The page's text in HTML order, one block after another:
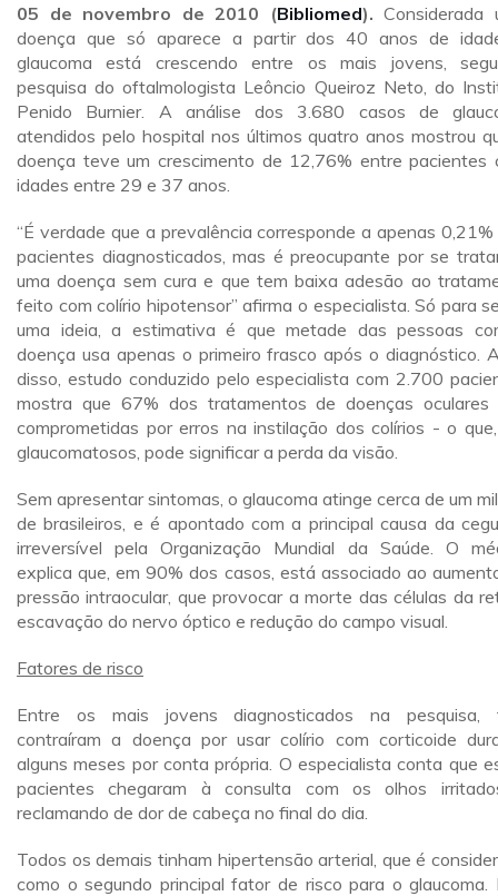
05 de novembro de 2010 (Bibliomed).Considerada
doença que só aparece a partir dos 40 anos de
glaucoma está crescendo entre os mais jovens,
pesquisa do oftalmologista Leôncio Queiroz Neto, do
Penido Burnier. A análise dos 3.680 casos de
atendidos pelo hospital nos últimos quatro anos mostrou
doença teve um crescimento de 12,76% entre pacientes
idades entre 29 e 37 anos.
“É verdade que a prevalência corresponde a apenas
pacientes diagnosticados, mas é preocupante por se
uma doença sem cura e que tem baixa adesão ao
feito com colírio hipotensor” afirma o especialista. Só para
uma ideia, a estimativa é que metade das pessoas
doença usa apenas o primeiro frasco após o diagnóstico.
disso, estudo conduzido pelo especialista com 2.700
mostra que 67% dos tratamentos de doenças oculares
comprometidas por erros na instilação dos colírios - o
glaucomatosos, pode significar a perda da visão.
Sem apresentar sintomas, o glaucoma atinge cerca de um
de brasileiros, e é apontado com a principal causa da
irreversível pela Organização Mundial da Saúde. O
explica que, em 90% dos casos, está associado ao
pressão intraocular, que provocar a morte das células da
escavação do nervo óptico e redução do campo visual.
Fatores de risco
Entre os mais jovens diagnosticados na pesquisa,
contraíram a doença por usar colírio com corticoide
alguns meses por conta própria. O especialista conta que
pacientes chegaram à consulta com os olhos
reclamando de dor de cabeça no final do dia.
Todos os demais tinham hipertensão arterial, que é
como o segundo principal fator de risco para o glaucoma.